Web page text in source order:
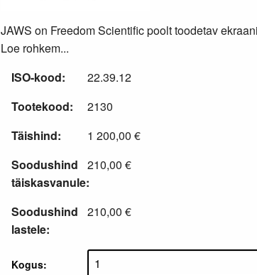
JAWS on Freedom Scientific poolt toodetav
Loe rohkem...
ISO-kood:
22.39.12
Tootekood:
2130
Täishind:
1 200,00 €
Soodushind
täiskasvanule:
210,00 €
Soodushind
lastele:
210,00 €
Kogus: